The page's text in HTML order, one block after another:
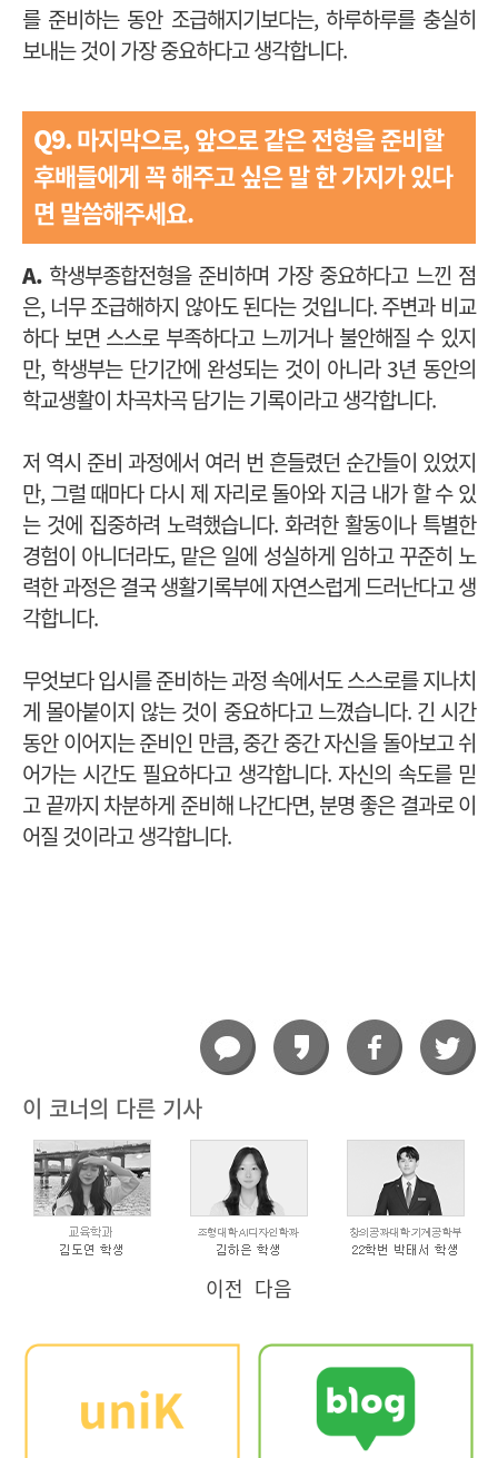
를 준비하는 동안 조급해지기보다는, 하루하루를 충실히
보내는 것이 가장 중요하다고 생각합니다.
Q9. 마지막으로, 앞으로 같은 전형을 준비할
후배들에게 꼭 해주고 싶은 말 한 가지가 있다
면 말씀해주세요.
A. 학생부종합전형을 준비하며 가장 중요하다고 느낀 점
은, 너무 조급해하지 않아도 된다는 것입니다. 주변과 비교
하다 보면 스스로 부족하다고 느끼거나 불안해질 수 있지
만, 학생부는 단기간에 완성되는 것이 아니라 3년 동안의
학교생활이 차곡차곡 담기는 기록이라고 생각합니다.
저 역시 준비 과정에서 여러 번 흔들렸던 순간들이 있었지
만, 그럴 때마다 다시 제 자리로 돌아와 지금 내가 할 수 있
는 것에 집중하려 노력했습니다. 화려한 활동이나 특별한
경험이 아니더라도, 맡은 일에 성실하게 임하고 꾸준히 노
력한 과정은 결국 생활기록부에 자연스럽게 드러난다고 생
각합니다.
무엇보다 입시를 준비하는 과정 속에서도 스스로를 지나치
게 몰아붙이지 않는 것이 중요하다고 느꼈습니다. 긴 시간
동안 이어지는 준비인 만큼, 중간 중간 자신을 돌아보고 쉬
어가는 시간도 필요하다고 생각합니다. 자신의 속도를 믿
고 끝까지 차분하게 준비해 나간다면, 분명 좋은 결과로 이
어질 것이라고 생각합니다.
이 코너의 다른 기사
이전 다음